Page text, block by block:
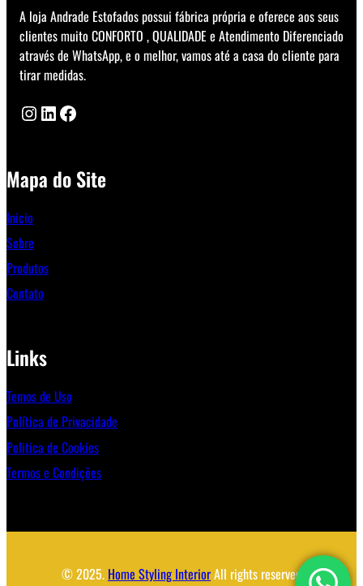
A loja Andrade Estofados possui fábrica própria e oferece aos seus
clientes muito CONFORTO , QUALIDADE e Atendimento Diferenciado
através de WhatsApp, e o melhor, vamos até a casa do cliente para
tirar medidas.
Instagram LinkedIn Facebook
Mapa do Site
Inicio
Sobre
Produtos
Contato
Links
Temos de Uso
Política de Privacidade
Politica de Cookies
Termos e Condições
© 2025. Home Styling InteriorAll rights reserved